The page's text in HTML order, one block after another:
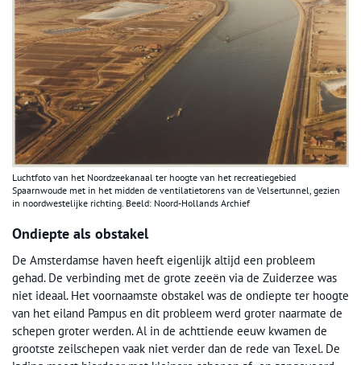
Luchtfoto van het Noordzeekanaal ter hoogte van het recreatiegebied
Spaarnwoude met in het midden de ventilatietorens van de Velsertunnel, gezien
in noordwestelijke richting. Beeld: Noord-Hollands Archief
Ondiepte als obstakel
De Amsterdamse haven heeft eigenlijk altijd een probleem
gehad. De verbinding met de grote zeeën via de Zuiderzee was
niet ideaal. Het voornaamste obstakel was de ondiepte ter hoogte
van het eiland Pampus en dit probleem werd groter naarmate de
schepen groter werden. Al in de achttiende eeuw kwamen de
grootste zeilschepen vaak niet verder dan de rede van Texel. De